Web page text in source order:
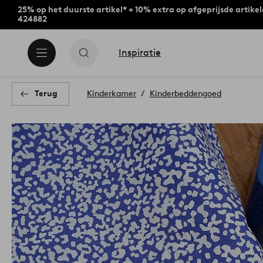
25% op het duurste artikel* + 10% extra op afgeprijsde
424882
Inspiratie
Terug Kinderkamer Kinderbeddengoed